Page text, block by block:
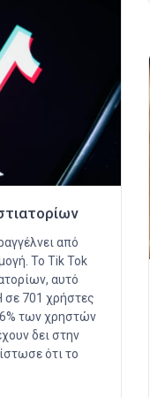
από
Το Tik Tok
αυτό
σε 701 χρήστες
των χρηστών
δει στην
ότι το